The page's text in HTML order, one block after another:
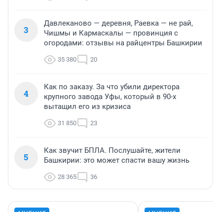
3
Давлеканово — деревня, Раевка — не рай,
Чишмы и Кармаскалы — провинция с
огородами: отзывы на райцентры Башкирии
35 380 20
4
Как по заказу. За что убили директора
крупного завода Уфы, который в 90-х
вытащил его из кризиса
31 850 23
5
Как звучит БПЛА. Послушайте, жители
Башкирии: это может спасти вашу жизнь
28 365 36